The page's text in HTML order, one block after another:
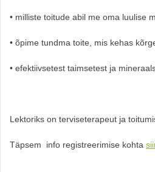
• milliste toitude abil me oma luulise
• õpime tundma toite, mis kehas
• efektiivsetest taimsetest ja
Lektoriks on terviseterapeut ja
Täpsem info registreerimise kohta